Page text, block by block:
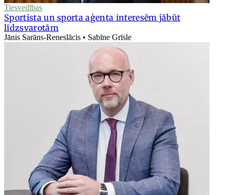
Tiesvedības
Sportista un sporta aģenta interesēm jābūt
līdzsvarotām
Jānis Sarāns-Reneslācis • Sabīne Grīsle